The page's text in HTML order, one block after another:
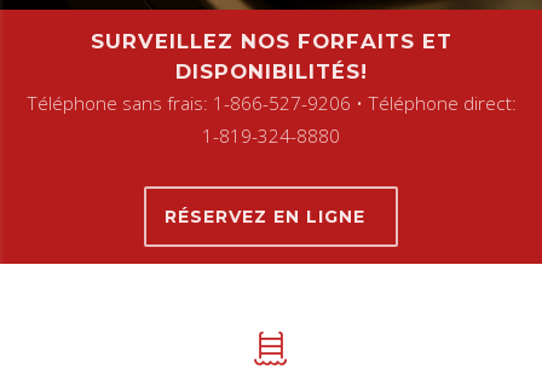
SURVEILLEZ NOS FORFAITS ET
DISPONIBILITÉS!
Téléphone sans frais: 1-866-527-9206 • Téléphone direct:
1-819-324-8880
RÉSERVEZ EN LIGNE